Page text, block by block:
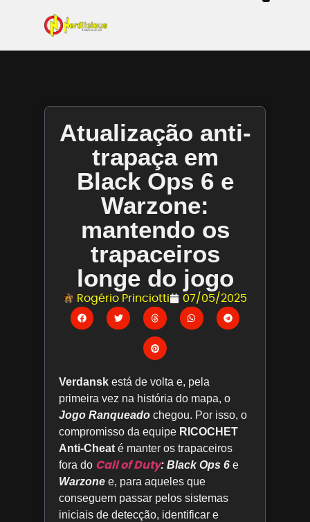
Atualização anti-
trapaça em
Black Ops 6 e
Warzone:
mantendo os
trapaceiros
longe do jogo
Rogério Princiotti 07/05/2025
Verdansk está de volta e, pela
primeira vez na história do mapa, o
Jogo Ranqueado chegou. Por isso, o
compromisso da equipe RICOCHET
Anti-Cheat é manter os trapaceiros
fora do Call of Duty: Black Ops 6 e
Warzone e, para aqueles que
conseguem passar pelos sistemas
iniciais de detecção, identificar e